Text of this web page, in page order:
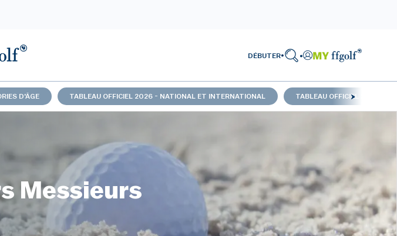
DÉBUTER
D'ÂGE TABLEAU OFFICIEL 2026 - NATIONAL ET INTERNATIONAL TABLEAU OFFICIEL 2026 -
Messieurs